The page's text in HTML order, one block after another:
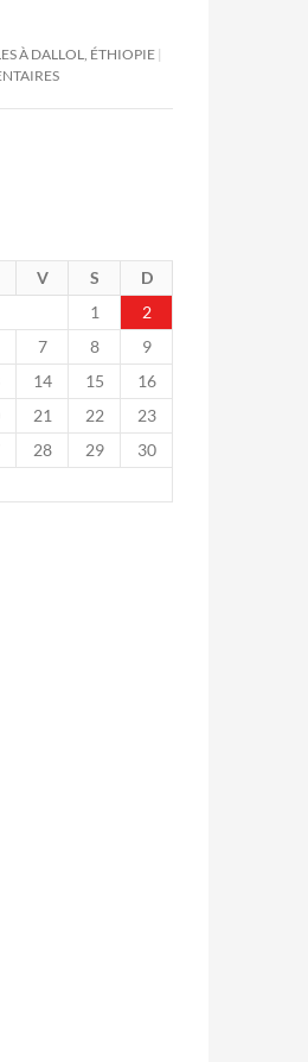
À DALLOL, ÉTHIOPIE
V S
D
1
2
7 8
9
14 15
16
21 22
23
28 29
30